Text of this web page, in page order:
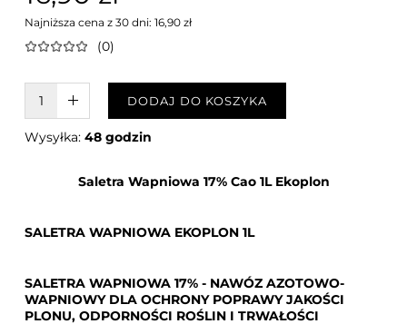
Najniższa cena z 30 dni: 16,90 zł
(0)
W KOSZYKU :)DODAJ DO KOSZYKA
Wysyłka:48 godzin
Saletra Wapniowa 17% Cao 1L Ekoplon
SALETRA WAPNIOWA EKOPLON 1L
SALETRA WAPNIOWA 17% - NAWÓZ AZOTOWO-
WAPNIOWY DLA OCHRONY POPRAWY JAKOŚCI
PLONU, ODPORNOŚCI ROŚLIN I TRWAŁOŚCI